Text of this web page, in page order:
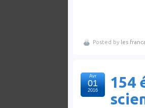
Posted by les
154
Avr
01
2016